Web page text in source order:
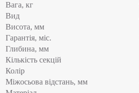
Вага, кг
Вид
Висота, мм
Гарантія, міс.
Глибина, мм
Кількість секцій
Колір
Міжосьова відстань, мм